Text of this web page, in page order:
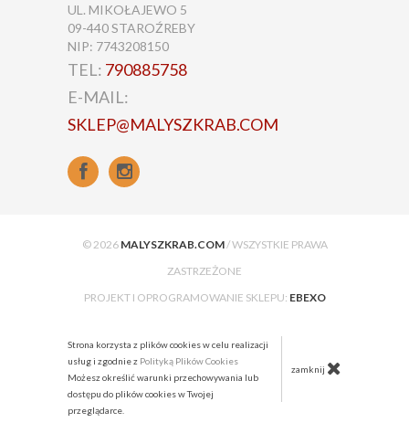
UL. MIKOŁAJEWO 5
09-440 STAROŹREBY
NIP: 7743208150
TEL: 790885758
E-MAIL:
SKLEP@MALYSZKRAB.COM
© 2026 MALYSZKRAB.COM/ WSZYSTKIE PRAWA
ZASTRZEŻONE
PROJEKT I OPROGRAMOWANIE SKLEPU: EBEXO
Strona korzysta z plików cookies w celu realizacji
usług i zgodnie z Polityką Plików Cookies
Możesz określić warunki przechowywania lub
dostępu do plików cookies w Twojej
przeglądarce.
zamknij